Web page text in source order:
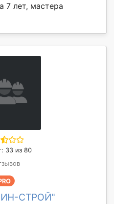
7 лет, мастера
33 из 80
СТРОЙ"